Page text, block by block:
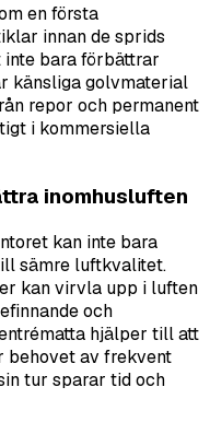
en första
innan de sprids
bara förbättrar
känsliga golvmaterial
repor och permanent
i kommersiella
inomhusluften
kan inte bara
sämre luftkvalitet.
kan virvla upp i luften
och
hjälper till att
behovet av frekvent
tur sparar tid och